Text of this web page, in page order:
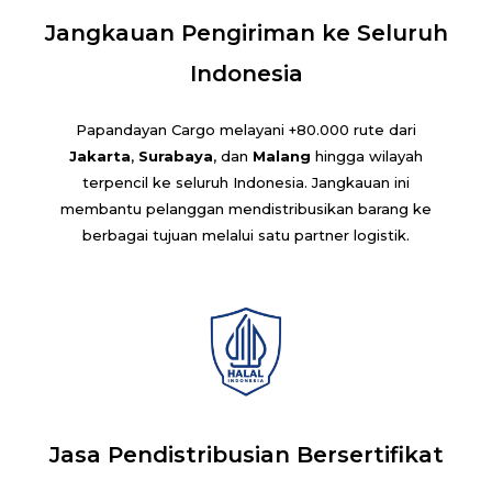
Jangkauan Pengiriman ke Seluruh
Indonesia
Papandayan Cargo melayani +80.000 rute dari
Jakarta, Surabaya, dan Malang hingga wilayah
terpencil ke seluruh Indonesia. Jangkauan ini
membantu pelanggan mendistribusikan barang ke
berbagai tujuan melalui satu partner logistik.
Jasa Pendistribusian Bersertifikat